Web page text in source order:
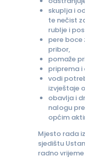
skuplja i
te nečist
rublje i
pere boce
pribor,
pomaže
priprema i
vodi
izvještaje
obavlja i
nalogu
općim
Mjesto rada
sjedištu
radno